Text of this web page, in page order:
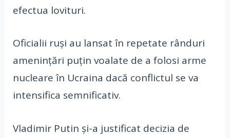
efectua lovituri.
Oficialii ruși au lansat în repetate rânduri
amenințări puțin voalate de a folosi arme
nucleare în Ucraina dacă conflictul se va
intensifica semnificativ.
Vladimir Putin și-a justificat decizia de